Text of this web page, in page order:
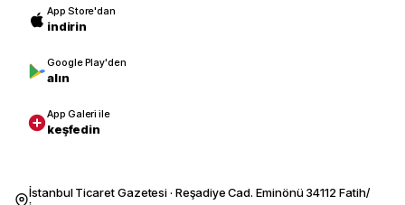
App Store'dan
indirin
Google Play'den
alın
App Galeri ile
keşfedin
İstanbul Ticaret Gazetesi · Reşadiye Cad. Eminönü 34112 Fatih/